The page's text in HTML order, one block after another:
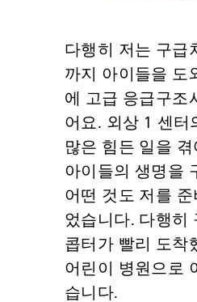
다행히 저는 구급
까지 아이들을 도
에 고급 응급구조
어요. 외상 1 센터
많은 힘든 일을 겪
아이들의 생명을
어떤 것도 저를 준
었습니다. 다행히
콥터가 빨리 도착
어린이 병원으로
습니다.